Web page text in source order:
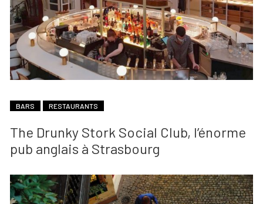
BARS RESTAURANTS
The Drunky Stork Social Club, l’énorme
pub anglais à Strasbourg